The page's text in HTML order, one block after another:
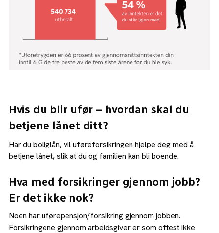
Hvis du blir ufør – hvordan skal du
betjene lånet ditt?
Har du boliglån, vil uføreforsikringen hjelpe deg med å
betjene lånet, slik at du og familien kan bli boende.
Hva med forsikringer gjennom jobb?
Er det ikke nok?
Noen har uførepensjon/forsikring gjennom jobben.
Forsikringene gjennom arbeidsgiver er som oftest ikke